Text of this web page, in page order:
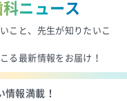
ニュース
こと、先生が知りたいこ
る最新情報をお届け！
情報満載！